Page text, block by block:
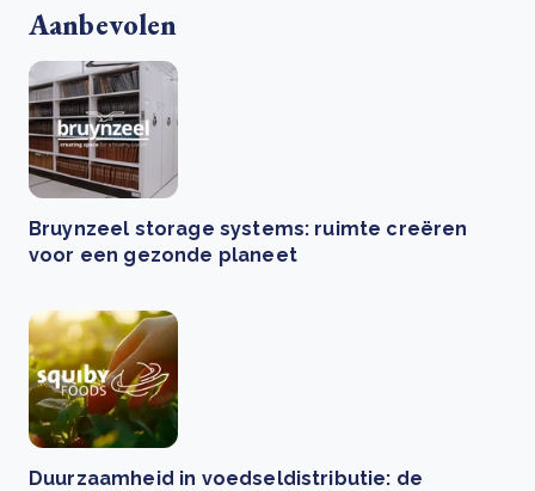
Aanbevolen
Bruynzeel storage systems: ruimte creëren
voor een gezonde planeet
Duurzaamheid in voedseldistributie: de